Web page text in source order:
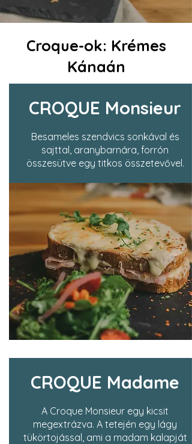
Croque-ok: Krémes
Kánaán
CROQUE Monsieur
Besameles szendvics sonkával és
sajttal, aranybarnára, forrón
összesütve egy titkos összetevővel.
CROQUE Madame
A Croque Monsieur egy kicsit
megextrázva. A tetején egy lágy
tükörtojással, ami a madam kalapját